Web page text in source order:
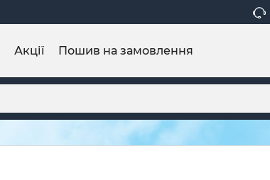
Акції Пошив на замовлення